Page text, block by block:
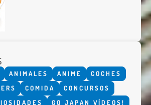
ANIMALES ANIME
COCHES
COMIDA
CONCURSOS
GO JAPAN VÍDEOS!